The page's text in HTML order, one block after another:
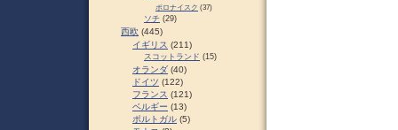
ポロナイスク (37)
ソチ (29)
西欧 (445)
イギリス (211)
スコットランド (15)
オランダ (40)
ドイツ (122)
フランス (121)
ベルギー (13)
ポルトガル (5)